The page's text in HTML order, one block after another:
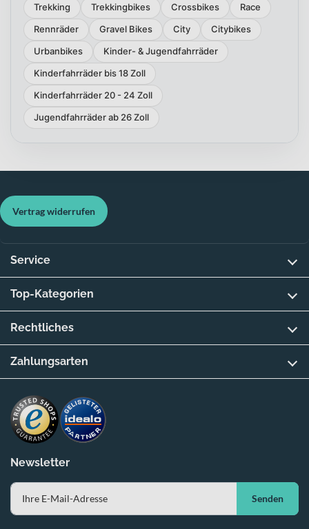
Trekking
Trekkingbikes Crossbikes
Race
Rennräder
Gravel Bikes City
Citybikes
Urbanbikes
Kinder- & Jugendfahrräder
Kinderfahrräder bis 18 Zoll
Kinderfahrräder 20 - 24 Zoll
Jugendfahrräder ab 26 Zoll
Newsletter
Senden
Vertrag widerrufen
Service
Top-Kategorien
Rechtliches
Zahlungsarten